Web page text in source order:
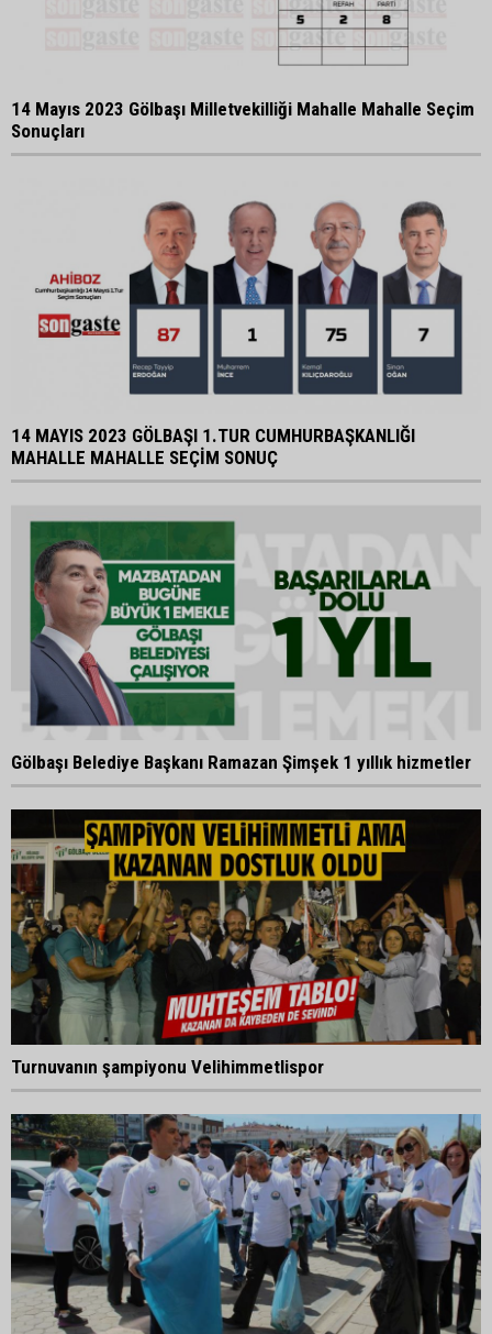
14 Mayıs 2023 Gölbaşı Milletvekilliği Mahalle Mahalle Seçim
Sonuçları
14 MAYIS 2023 GÖLBAŞI 1.TUR CUMHURBAŞKANLIĞI
MAHALLE MAHALLE SEÇİM SONUÇ
Gölbaşı Belediye Başkanı Ramazan Şimşek 1 yıllık hizmetler
Turnuvanın şampiyonu Velihimmetlispor